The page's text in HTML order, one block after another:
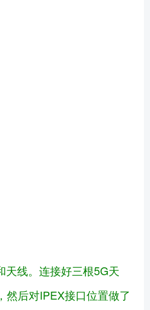
天线。连接好三根5G天
然后对IPEX接口位置做了